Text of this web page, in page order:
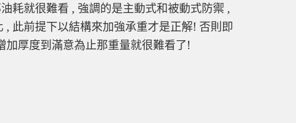
耗就很難看 , 強調的是主動式和被動式防禦 ,
此前提下以結構來加強承重才是正解! 否則即
厚度到滿意為止那重量就很難看了!
金板承重測試